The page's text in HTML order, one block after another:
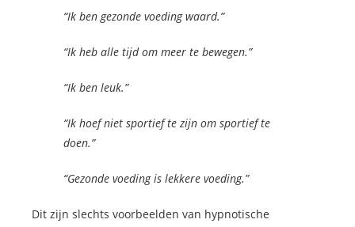
“Ik ben gezonde voeding waard.”
“Ik heb alle tijd om meer te bewegen.”
“Ik ben leuk.”
“Ik hoef niet sportief te zijn om sportief te
doen.”
“Gezonde voeding is lekkere voeding.”
Dit zijn slechts voorbeelden van hypnotische